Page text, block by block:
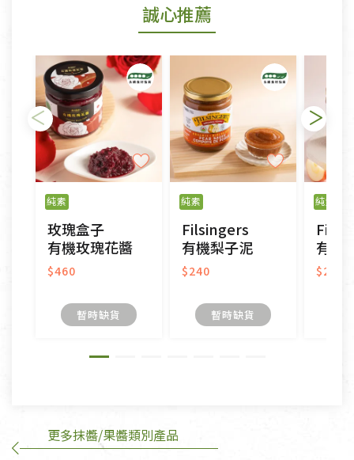
若您購買的商品有下列「不適用七天鑑賞期商品」情
形者，除商品瑕疵以外，恕不接受退換貨.
依消保法之規定提供該商品七天免費鑑賞期(含例假
日)的服務，原則上若商品未經使用或被汙損(除商品
瑕疵)，一般皆可申請退換貨。
不適用七天鑑賞期商品：
以數位或電磁紀錄形式儲存之商品、易於變質或損壞
之商品、以及性質上無法或不適合退換之商品：如
CD、VCD、DVD、電腦軟體，若產品瑕疵無法讀取僅
接受原片換新。
衣飾鞋類-如T恤，如於送達後水洗或污損者。
美容保養用品、內衣褲、襪子、口罩等私人消耗性產
內衣褲、襪子、口罩個人衛生用品除商品本身有瑕疵
外,依據《通訊交易解除權合理例外情事適用準
訂購手抄稿退貨需知：
誠心推薦
純素
玫瑰盒子
有機玫瑰花醬
$460
暫時缺貨
純素
Filsingers
有機梨子泥
$240
暫時缺貨
純素
有機
$240
更多抹醬/果醬類別產品